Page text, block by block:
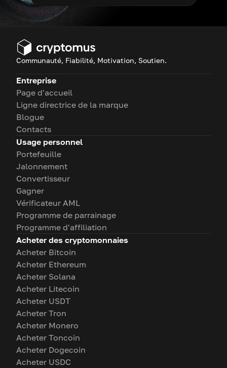
Communauté, Fiabilité, Motivation, Soutien.
Entreprise
Page d'accueil
Ligne directrice de la marque
Blogue
Contacts
Usage personnel
Portefeuille
Jalonnement
Convertisseur
Gagner
Vérificateur AML
Programme de parrainage
Programme d'affiliation
Acheter des cryptomonnaies
Acheter Bitcoin
Acheter Ethereum
Acheter Solana
Acheter Litecoin
Acheter USDT
Acheter Tron
Acheter Monero
Acheter Toncoin
Acheter Dogecoin
Acheter USDC